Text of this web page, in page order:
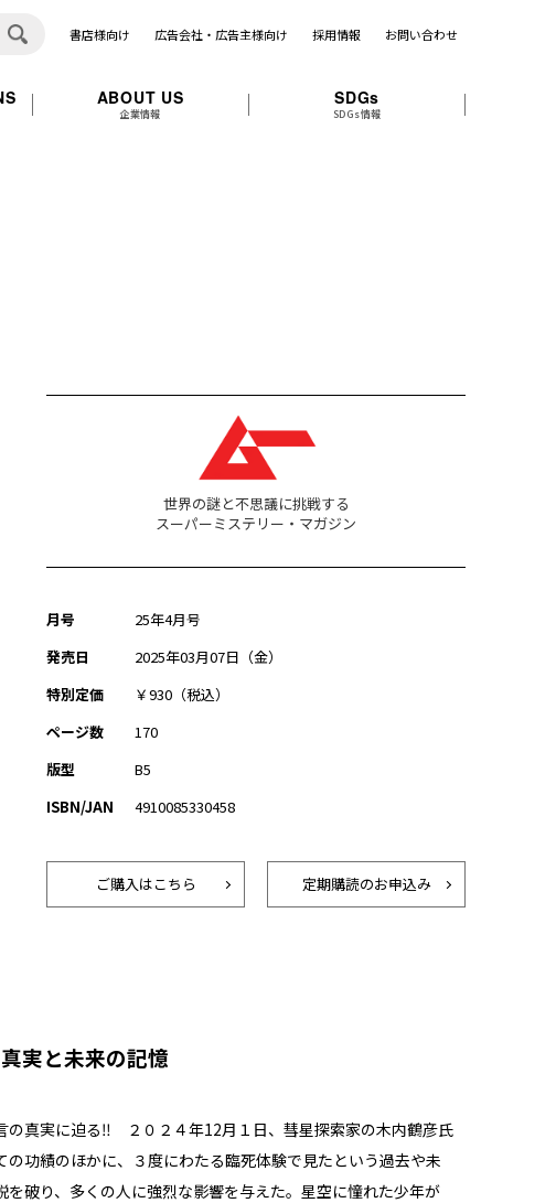
書店様向け 広告会社・広告主様向け 採用情報 お問い合わせ
ABOUT US
企業情報
SDGs
SDGs情報
世界の謎と不思議に挑戦する
スーパーミステリー・マガジン
月号
25年4月号
発売日
2025年03月07日（金）
特別定価
￥930（税込）
ページ数
170
版型
B5
ISBN/JAN
4910085330458
ご購入はこちら 定期購読のお申込み
実と未来の記憶
の真実に迫る‼ ２０２４年12月１日、彗星探索家の木内鶴彦氏
功績のほかに、３度にわたる臨死体験で見たという過去や未
破り、多くの人に強烈な影響を与えた。星空に憧れた少年が